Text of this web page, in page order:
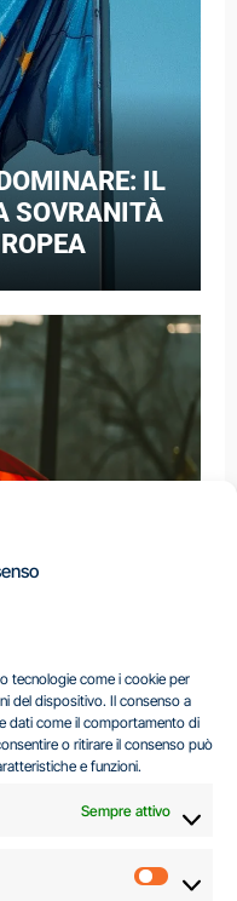
tecnologie come i cookie per
del dispositivo. Il consenso a
dati come il comportamento di
o ritirare il consenso può
e funzioni.
Sempre attivo
IL
SOVRANITÀ
Tutti i diritti riservati